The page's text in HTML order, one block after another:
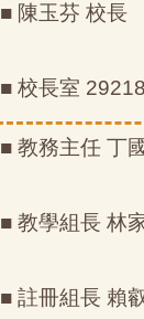
■ 陳玉芬 校長
■ 校長室
■ 教務主任 丁
■ 教學組長 林
■ 註冊組長 賴